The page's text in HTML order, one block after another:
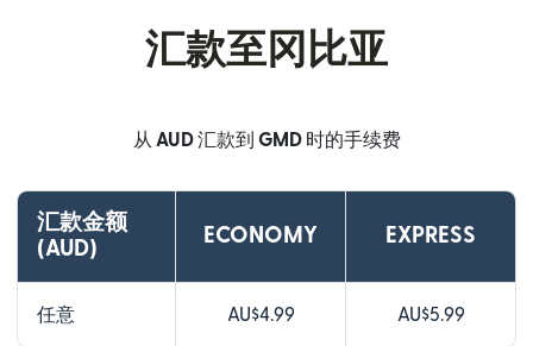
汇款至冈比亚
从 AUD汇款到 GMD时的手续费
汇款金额
(AUD)
ECONOMY EXPRESS
任意 AU$4.99 AU$5.99